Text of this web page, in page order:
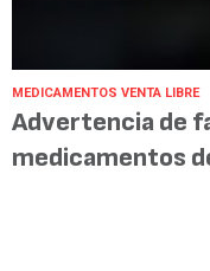
MEDICAMENTOS VENTA LIBRE
Advertencia de
medicamentos